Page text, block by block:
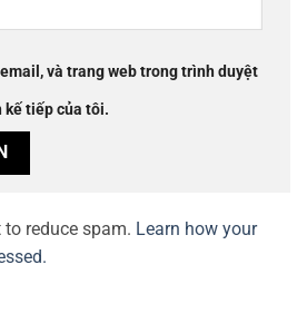
và trang web trong trình duyệt
kế tiếp của tôi.
reduce spam. Learn how your